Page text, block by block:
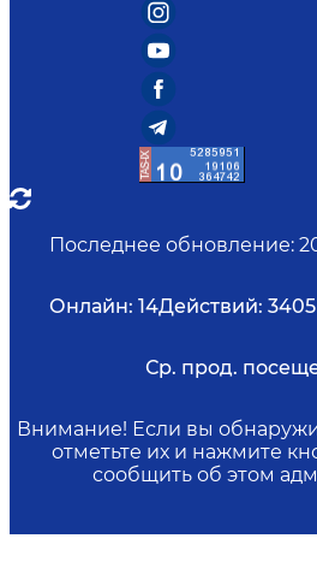
Последнее обновление:
Онлайн: 14Действий: 3405
Ср. прод.
Внимание! Если вы
отметьте их и нажмите
сообщить об этом